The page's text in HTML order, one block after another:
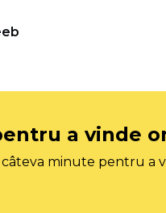
a vinde
minute pentru a